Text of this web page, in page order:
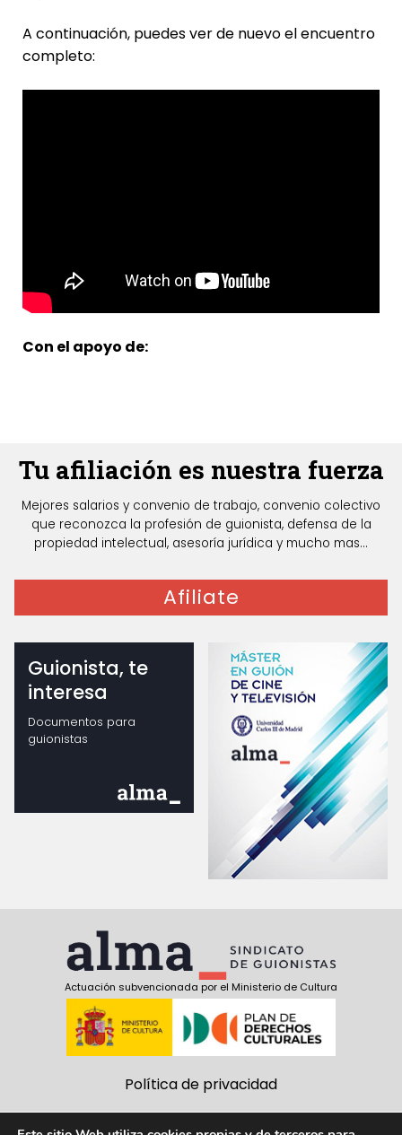
A continuación, puedes ver de nuevo el encuentro
completo:
Con el apoyo de:
Tu afiliación es nuestra fuerza
Mejores salarios y convenio de trabajo, convenio colectivo
que reconozca la profesión de guionista, defensa de la
propiedad intelectual, asesoría jurídica y mucho mas...
Afiliate
Guionista, te
interesa
Documentos para
guionistas
Actuación subvencionada por el Ministerio de Cultura
Política de privacidad